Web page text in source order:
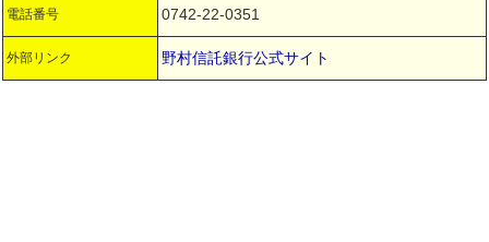
電話番号 0742-22-0351
外部リンク 野村信託銀行公式サイト